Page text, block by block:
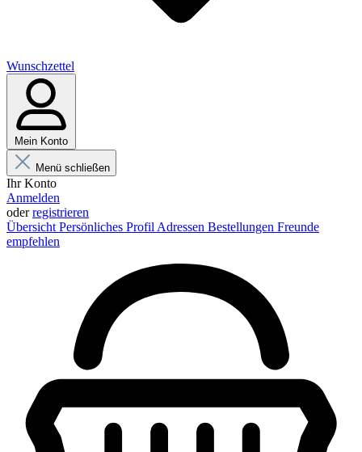
Wunschzettel
Mein Konto
Menü schließen
Ihr Konto
Anmelden
oderregistrieren
Übersicht Persönliches Profil Adressen Bestellungen Freunde
empfehlen